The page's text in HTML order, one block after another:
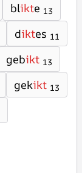
blikte 13
diktes 11
gebikt 13
gekikt 13